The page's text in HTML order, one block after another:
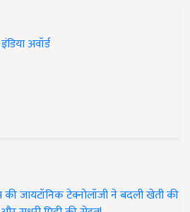
अवॉर्ड